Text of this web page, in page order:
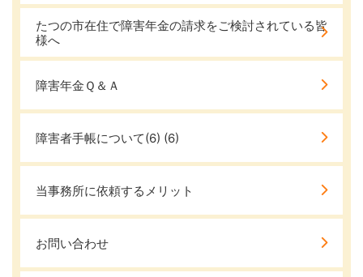
たつの市在住で障害年金の請求をご検討されている皆
様へ
障害年金Ｑ＆Ａ
障害者手帳について(6) (6)
当事務所に依頼するメリット
お問い合わせ